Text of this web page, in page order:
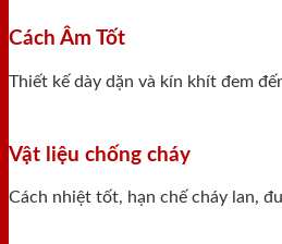
Cách Âm Tốt
Thiết kế dày dặn và kín khít đem
Vật liệu chống cháy
Cách nhiệt tốt, hạn chế cháy lan,